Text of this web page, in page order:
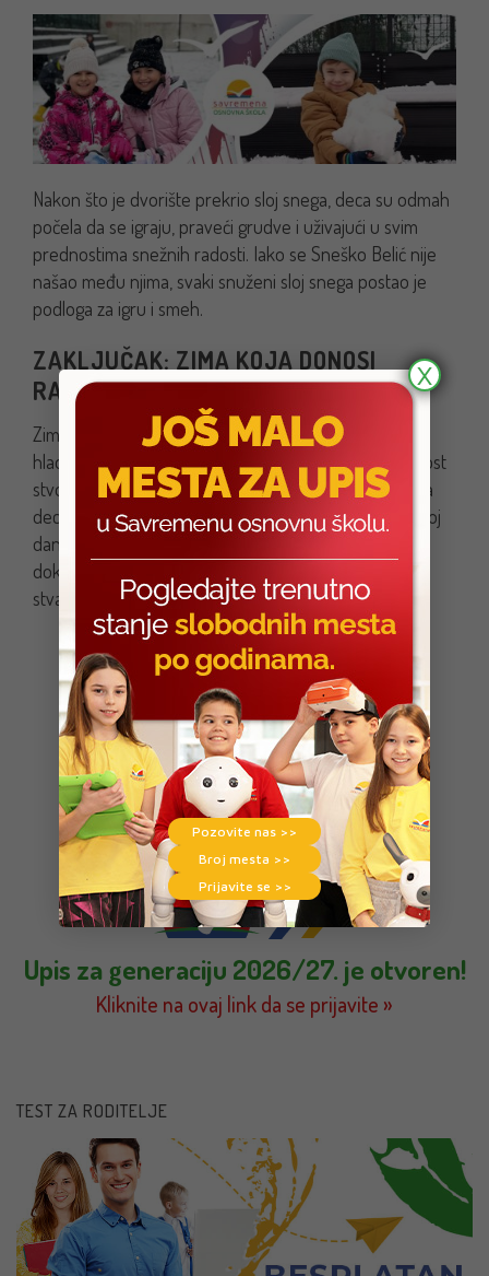
TEST ZA RODITELJE
Nakon što je dvorište prekrio sloj snega, deca su odmah
počela da se igraju, praveći grudve i uživajući u svim
prednostima snežnih radosti. Iako se Sneško Belić nije
našao među njima, svaki snuženi sloj snega postao je
podloga za igru i smeh.
ZAKLJUČAK: ZIMA KOJA DONOSI
RADOST I KREATIVNOST
Zima u Savremenoj školi nije bila samo o snegu i
hladnoći – ona je bila prilika da se kroz igru i kreativnost
stvore nezaboravni trenuci. Sneg je oživeo dvorište, a
deca su kroz igru, smeh i maštovite ideje obogatila svoj
dan. Zima u Savremenoj osnovnoj školi je još jednom
dokazala da je pravo vreme za igru, zajedništvo i
stvaranje nezaboravnih uspomena.
Upis za generaciju 2026/27. je otvoren!
Kliknite na ovaj link da se prijavite »
Pozovite nas >>
Broj mesta >>
Prijavite se >>
X